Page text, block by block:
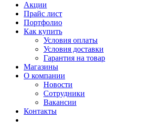
Акции
Прайс лист
Портфолио
Как купить
Условия оплаты
Условия доставки
Гарантия на товар
Магазины
О компании
Новости
Сотрудники
Вакансии
Контакты